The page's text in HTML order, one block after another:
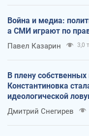
Война и медиа:
а СМИ играют по
Павел Казарин 3,0 т.
В плену
Константиновка
идеологической
оккупантов
Дмитрий Снегирев